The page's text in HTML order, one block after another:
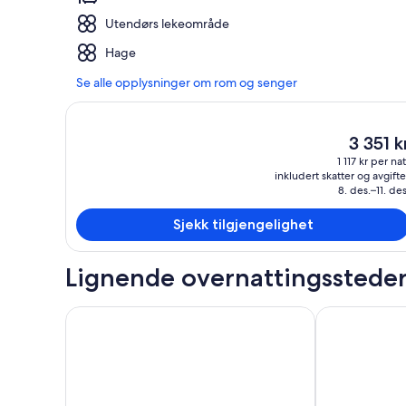
Utendørs lekeområde
Hage
Se alle opplysninger om rom og senger
Den
prisen
er
3 351 kr
3 351
1 117 kr per
inkludert skatter og
8. des.–11.
Sjekk tilgjengelighet
Lignende overnattingssteder
Design Apartment Ludwigsburg Rioca